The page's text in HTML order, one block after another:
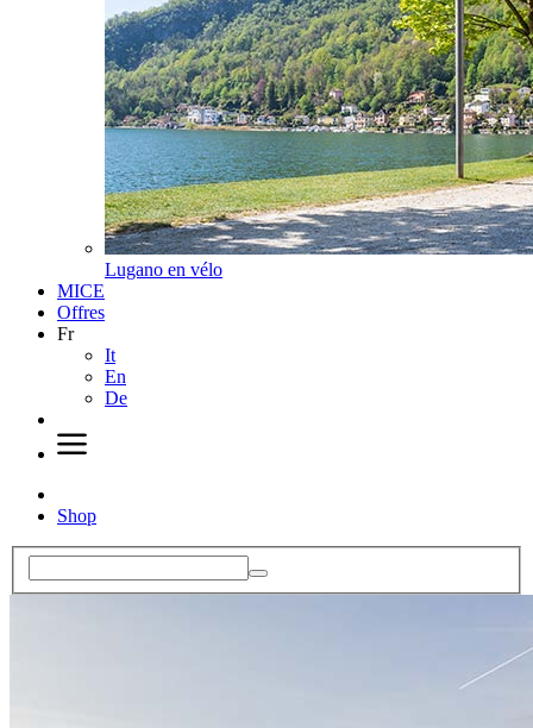
Lugano en vélo
MICE
Offres
Fr
It
En
De
Shop